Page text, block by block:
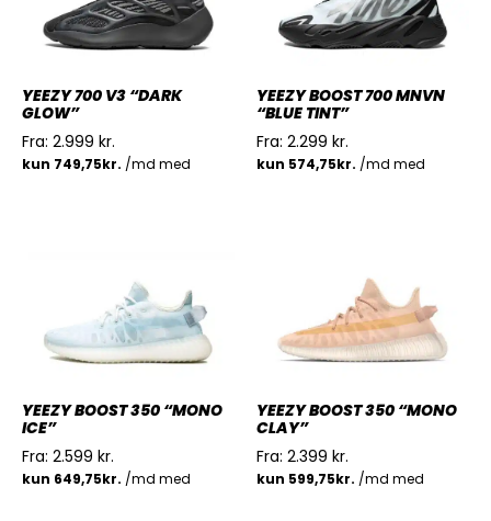
YEEZY 700 V3 “DARK
GLOW”
Fra: 2.999 kr.
YEEZY BOOST 700 MNVN
“BLUE TINT”
Fra: 2.299 kr.
YEEZY BOOST 350 “MONO
ICE”
Fra: 2.599 kr.
YEEZY BOOST 350 “MONO
CLAY”
Fra: 2.399 kr.